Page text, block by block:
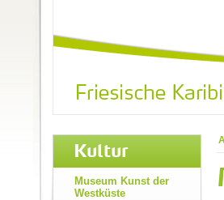
Kultur
Museum Kunst der
Westküste